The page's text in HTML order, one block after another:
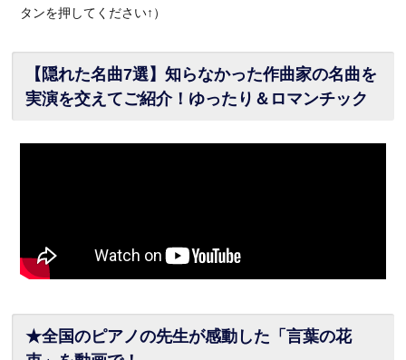
タンを押してください↑）
【隠れた名曲7選】知らなかった作曲家の名曲を
実演を交えてご紹介！ゆったり＆ロマンチック
★全国のピアノの先生が感動した「言葉の花